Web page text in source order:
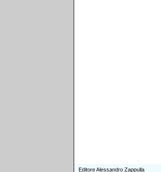
Editore Alessandro Zappulla